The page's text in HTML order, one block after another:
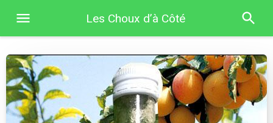
Les Choux d’à Côté